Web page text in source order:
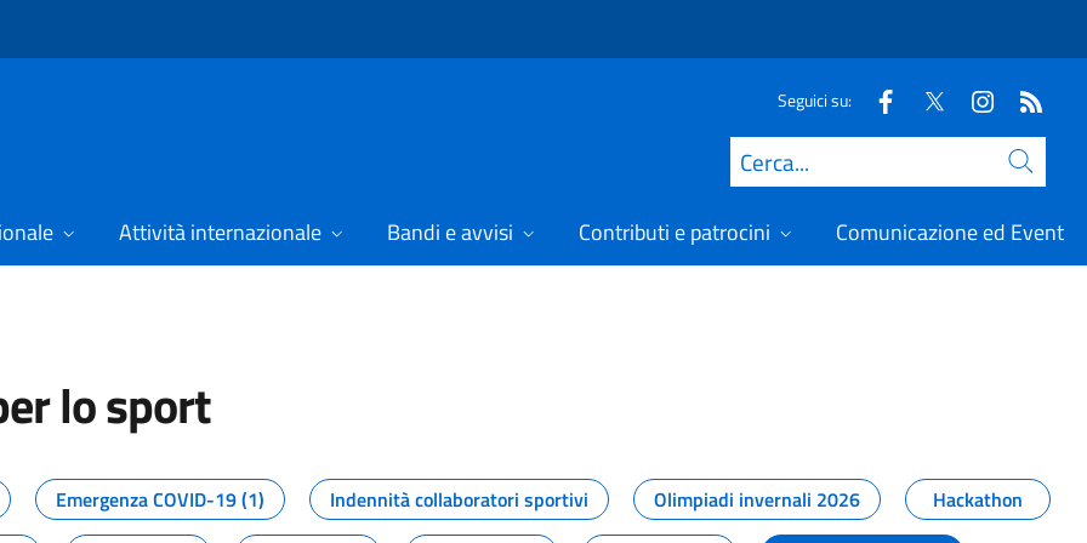
Seguici su:
Cerca
Attività internazionale Bandi e avvisi Contributi e patrocini Comunicazione ed Eventi
lo sport
dal Dipartimento per lo sport
Emergenza COVID-19 (1) Indennità collaboratori sportivi Olimpiadi invernali 2026
Hackathon